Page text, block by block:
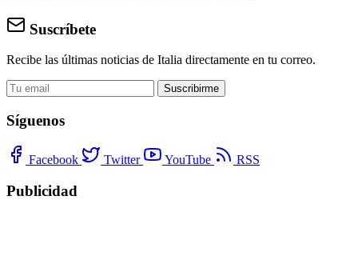
Suscríbete
Recibe las últimas noticias de Italia directamente en tu correo.
Suscribirme
Síguenos
Facebook Twitter YouTube RSS
Publicidad